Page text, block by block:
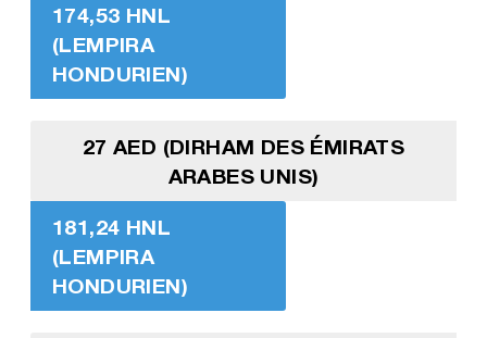
174,53 HNL
(LEMPIRA
HONDURIEN)
27 AED (DIRHAM DES ÉMIRATS
ARABES UNIS)
181,24 HNL
(LEMPIRA
HONDURIEN)